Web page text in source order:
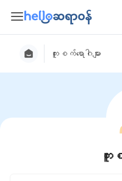
ကူးစက်ရောဂါများ
ကူး